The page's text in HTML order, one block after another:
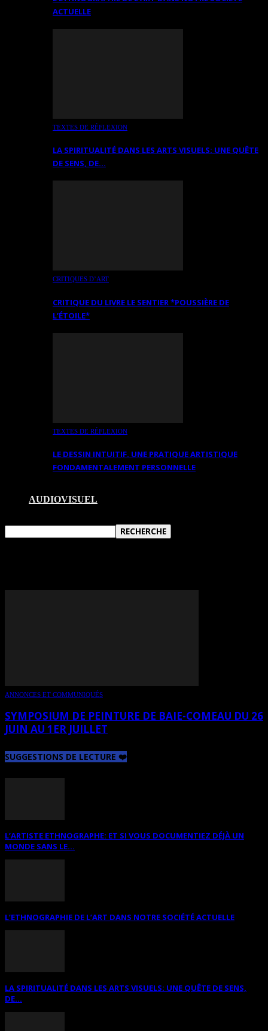
ACTUELLE
TEXTES DE RÉFLEXION
LA SPIRITUALITÉ DANS LES ARTS VISUELS: UNE QUÊTE
DE SENS, DE…
CRITIQUES D’ART
CRITIQUE DU LIVRE LE SENTIER *POUSSIÈRE DE
L’ÉTOILE*
TEXTES DE RÉFLEXION
LE DESSIN INTUITIF. UNE PRATIQUE ARTISTIQUE
FONDAMENTALEMENT PERSONNELLE
AUDIOVISUEL
ANNONCES ET COMMUNIQUÉS
SYMPOSIUM DE PEINTURE DE BAIE-COMEAU DU 26
JUIN AU 1ER JUILLET
SUGGESTIONS DE LECTURE ❤️
L’ARTISTE ETHNOGRAPHE: ET SI VOUS DOCUMENTIEZ DÉJÀ UN
MONDE SANS LE...
L’ETHNOGRAPHIE DE L’ART DANS NOTRE SOCIÉTÉ ACTUELLE
LA SPIRITUALITÉ DANS LES ARTS VISUELS: UNE QUÊTE DE SENS,
DE...